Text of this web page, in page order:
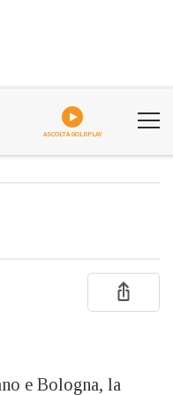
ASCOLTA GOLDPLAY
e Bologna, la